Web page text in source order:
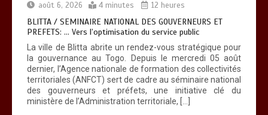
TOGO : Bon vent dans les secteurs des
transports et du tourisme
0 4 minutes
août 6, 2026
4 minutes 12 heures
BLITTA / SEMINAIRE NATIONAL DES GOUVERNEURS ET
PREFETS: … Vers l’optimisation du service public
La ville de Blitta abrite un rendez-vous stratégique pour
la gouvernance au Togo. Depuis le mercredi 05 août
dernier, l’Agence nationale de formation des collectivités
territoriales (ANFCT) sert de cadre au séminaire national
des gouverneurs et préfets, une initiative clé du
ministère de l’Administration territoriale, […]